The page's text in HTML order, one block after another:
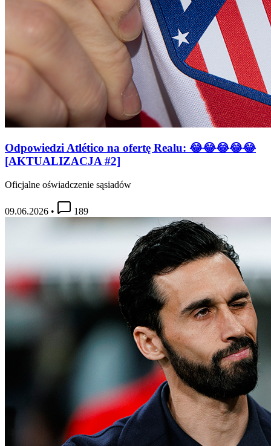
Odpowiedzi Atlético na ofertę Realu: 😂😂😂😂😂
[AKTUALIZACJA #2]
Oficjalne oświadczenie sąsiadów
09.06.2026 • 189